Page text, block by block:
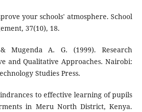
your schools' atmosphere. School
37(10), 18.
Mugenda A. G. (1999). Research
and Qualitative Approaches. Nairobi:
Studies Press.
to effective learning of pupils
in Meru North District, Kenya.